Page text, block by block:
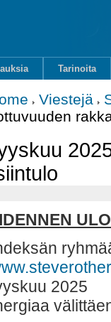
Tarinoita
Viestejä
2025